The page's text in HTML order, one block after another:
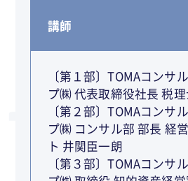
講師
〔第１部〕TOMAコンサ
プ㈱ 代表取締役社長 税
〔第２部〕TOMAコンサ
プ㈱ コンサル部 部長 経
ト 井関臣一朗
〔第３部〕TOMAコンサ